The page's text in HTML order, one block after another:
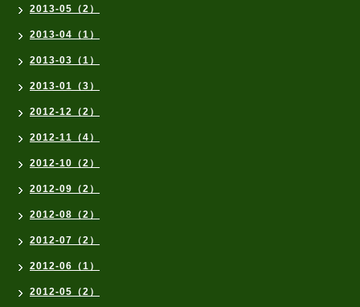
2013-05（2）
2013-04（1）
2013-03（1）
2013-01（3）
2012-12（2）
2012-11（4）
2012-10（2）
2012-09（2）
2012-08（2）
2012-07（2）
2012-06（1）
2012-05（2）